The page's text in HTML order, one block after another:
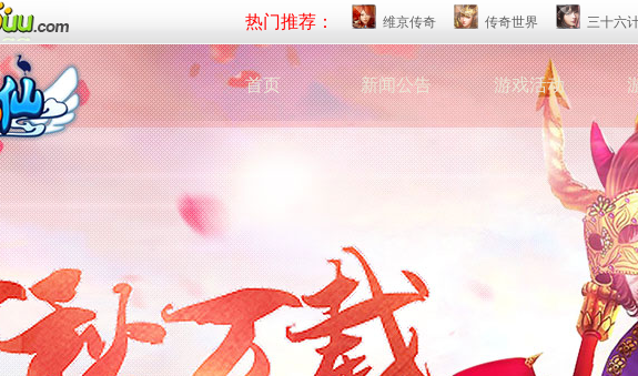
热门推荐： 维京传奇 传奇世界 三十六
首页 新闻公告 游戏活动